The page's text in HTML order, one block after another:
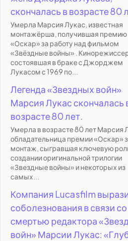
скончалась в возрасте 80
Умерла Марсия Лукас, известная
монтажёрша, получившая премию
«Оскар» за работу над фильмом
«Звёздные войны» .
состоявшая в браке с Джорджем
Лукасом с 1969 по...
Легенда «Звездных войн»
Марсия Лукас скончалась
возрасте 80 лет.
Умерла в возрасте 80 лет Марсия
обладательница премии «Оскар»
монтаж, сыгравшая ключевую
создании оригинальной трилогии
«Звездные войны» и некоторых из
самых...
Компания Lucasfilm
соболезнования в связи со
смертью редактора
войн» Марсии Лукас: